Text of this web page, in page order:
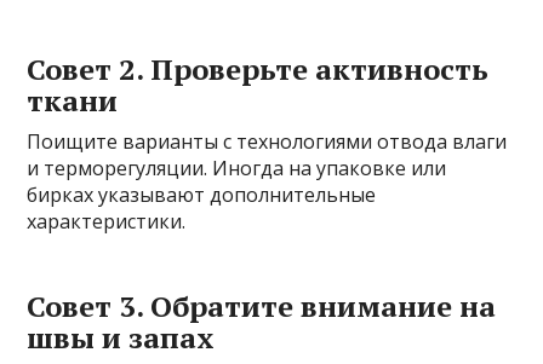
Совет 2. Проверьте активность
ткани
Поищите варианты с технологиями отвода влаги
и терморегуляции. Иногда на упаковке или
бирках указывают дополнительные
характеристики.
Совет 3. Обратите внимание на
швы и запах